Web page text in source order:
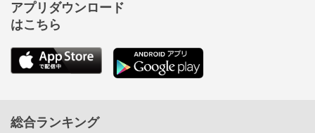
アプリダウンロード
はこちら
総合ランキング